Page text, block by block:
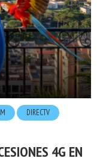
DIRECTV
4G EN